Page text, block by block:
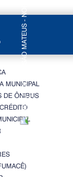
MUNICIPAL
DE ÔNIBUS